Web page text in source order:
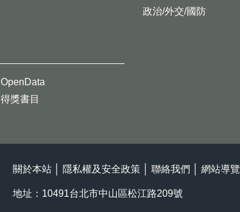
政治/外交/國防
OpenData
得獎書目
關於本站 隱私權及安全政策 聯絡我們 網站導覽
地址：10491台北市中山區松江路209號